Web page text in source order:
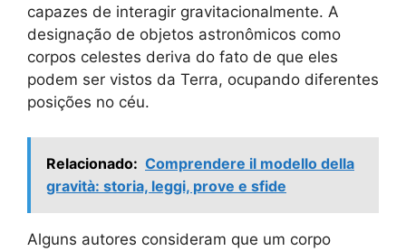
capazes de interagir gravitacionalmente. A
designação de objetos astronômicos como
corpos celestes deriva do fato de que eles
podem ser vistos da Terra, ocupando diferentes
posições no céu.
Relacionado: Comprendere il modello della
gravità: storia, leggi, prove e sfide
Alguns autores consideram que um corpo